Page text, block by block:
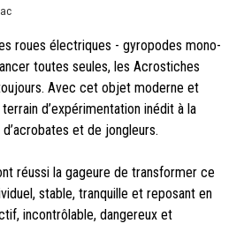
roues électriques - gyropodes mono-
toutes seules, les Acrostiches
Avec cet objet moderne et
d’expérimentation inédit à la
et de jongleurs.
réussi la gageure de transformer ce
stable, tranquille et reposant en
incontrôlable, dangereux et